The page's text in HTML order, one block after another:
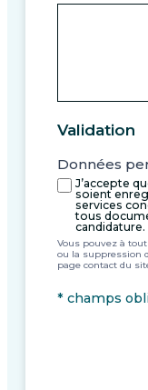
Validation
Données
J’accepte
soient
services
tous
candidature.
Vous pouvez à
ou la suppression
page contact du
* champs